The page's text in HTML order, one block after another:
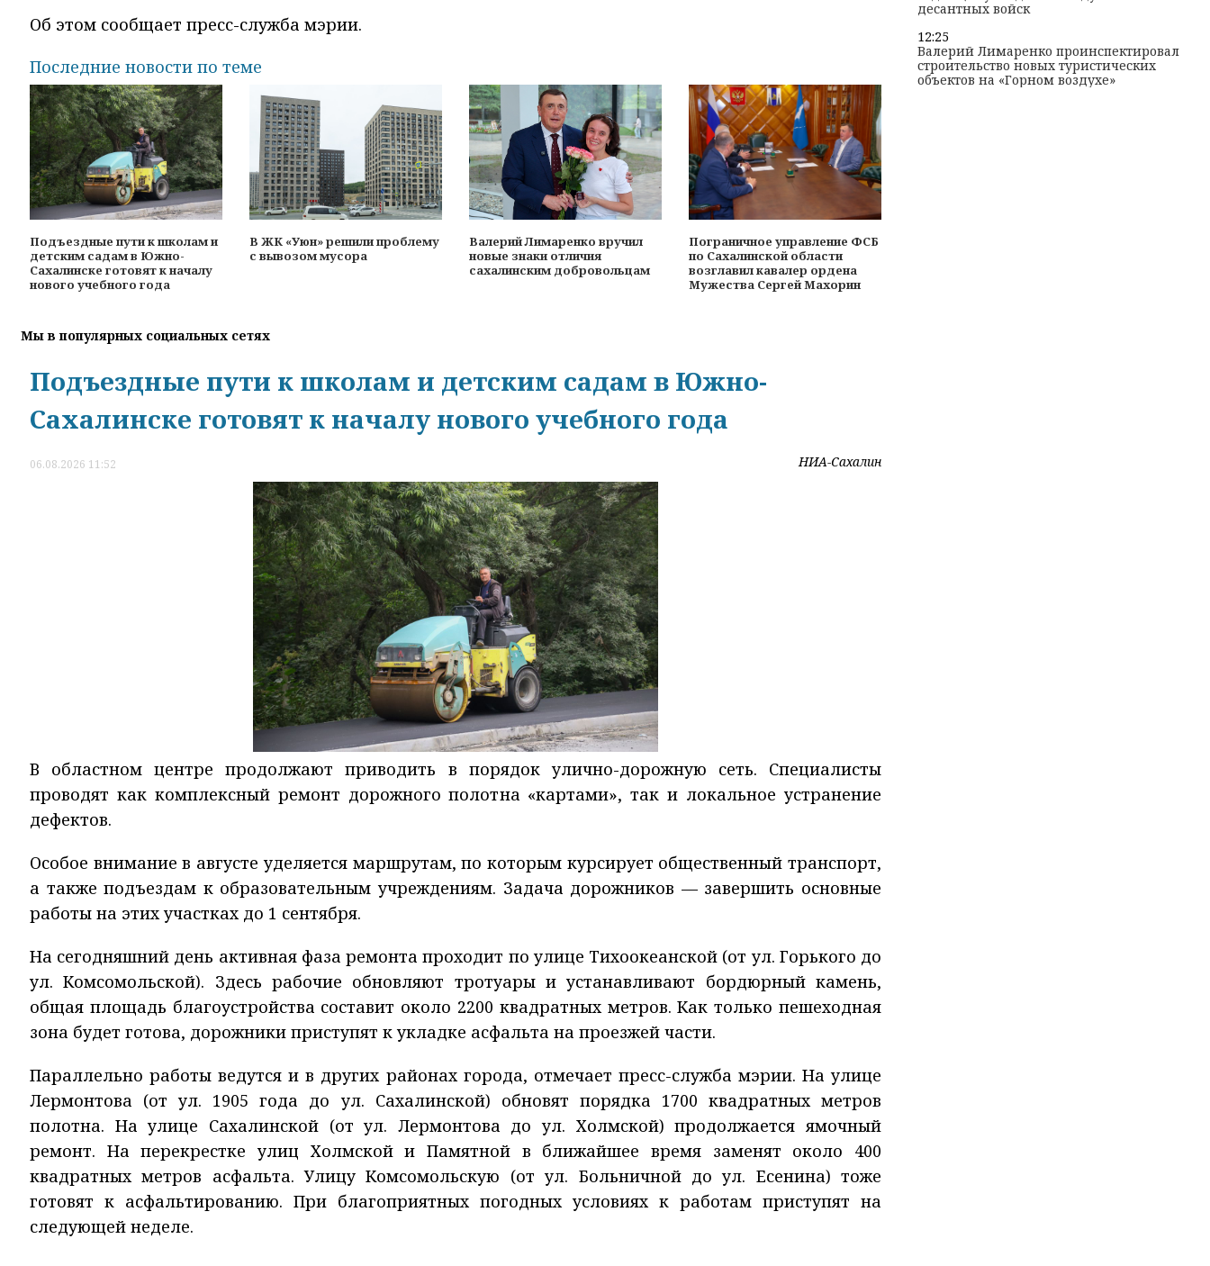
Об этом сообщает пресс-служба мэрии.
Последние новости по теме
Подъездные пути к школам и
детским садам в Южно-
Сахалинске готовят к началу
нового учебного года
В ЖК «Уюн» решили проблему
с вывозом мусора
Валерий Лимаренко вручил
новые знаки отличия
сахалинским добровольцам
Пограничное управление ФСБ
по Сахалинской области
возглавил кавалер ордена
Мужества Сергей Махорин
Мы в популярных социальных сетях
Подъездные пути к школам и детским садам в Южно-
Сахалинске готовят к началу нового учебного года
06.08.2026 11:52 НИА-Сахалин
В областном центре продолжают приводить в порядок улично-дорожную сеть. Специалисты
проводят как комплексный ремонт дорожного полотна «картами», так и локальное устранение
дефектов.
Особое внимание в августе уделяется маршрутам, по которым курсирует общественный транспорт,
а также подъездам к образовательным учреждениям. Задача дорожников — завершить основные
работы на этих участках до 1 сентября.
На сегодняшний день активная фаза ремонта проходит по улице Тихоокеанской (от ул. Горького до
ул. Комсомольской). Здесь рабочие обновляют тротуары и устанавливают бордюрный камень,
общая площадь благоустройства составит около 2200 квадратных метров. Как только пешеходная
зона будет готова, дорожники приступят к укладке асфальта на проезжей части.
Параллельно работы ведутся и в других районах города, отмечает пресс-служба мэрии. На улице
Лермонтова (от ул. 1905 года до ул. Сахалинской) обновят порядка 1700 квадратных метров
полотна. На улице Сахалинской (от ул. Лермонтова до ул. Холмской) продолжается ямочный
ремонт. На перекрестке улиц Холмской и Памятной в ближайшее время заменят около 400
квадратных метров асфальта. Улицу Комсомольскую (от ул. Больничной до ул. Есенина) тоже
готовят к асфальтированию. При благоприятных погодных условиях к работам приступят на
следующей неделе.
десантных войск
12:25
Валерий Лимаренко проинспектировал
строительство новых туристических
объектов на «Горном воздухе»